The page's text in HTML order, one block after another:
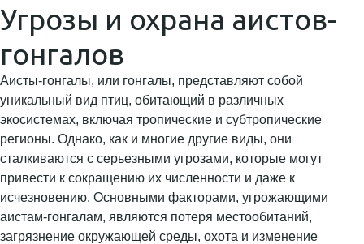
Угрозы и охрана аистов-
гонгалов
Аисты-гонгалы, или гонгалы, представляют собой
уникальный вид птиц, обитающий в различных
экосистемах, включая тропические и субтропические
регионы. Однако, как и многие другие виды, они
сталкиваются с серьезными угрозами, которые могут
привести к сокращению их численности и даже к
исчезновению. Основными факторами, угрожающими
аистам-гонгалам, являются потеря местообитаний,
загрязнение окружающей среды, охота и изменение